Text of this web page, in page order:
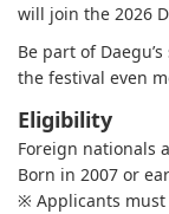
will join the 2026
Be part of
the festival even
Eligibility
Foreign nationals
Born in 2007 or
※ Applicants must